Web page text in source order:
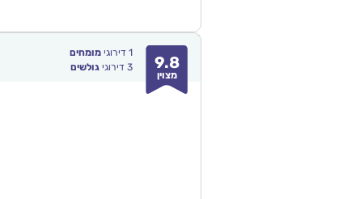
9.8
מצוין
1 דירוגימומחים
3 דירוגיגולשים